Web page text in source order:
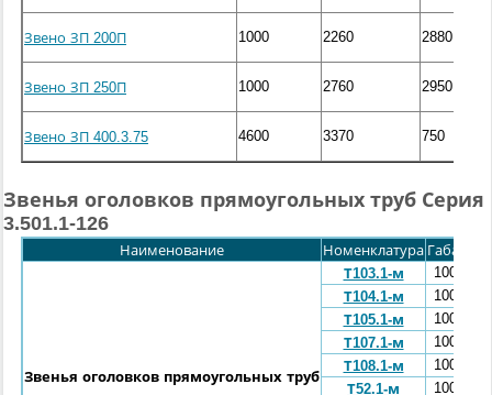
Звено ЗП 200П 1000 2260 2880
Звено ЗП 250П 1000 2760 2950
Звено ЗП 400.3.75 4600 3370 750
Звенья оголовков прямоугольных труб Серия
3.501.1-126
Наименование Номенклатура
Звенья оголовков прямоугольных труб
Т103.1-м
Т104.1-м
100
Т105.1-м
100
Т107.1-м
100
Т108.1-м
100
Т52.1-м
100